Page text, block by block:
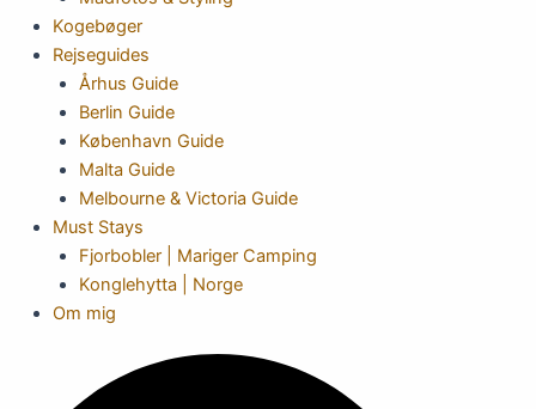
Kogebøger
Rejseguides
Århus Guide
Berlin Guide
København Guide
Malta Guide
Melbourne & Victoria Guide
Must Stays
Fjorbobler | Mariger Camping
Konglehytta | Norge
Om mig